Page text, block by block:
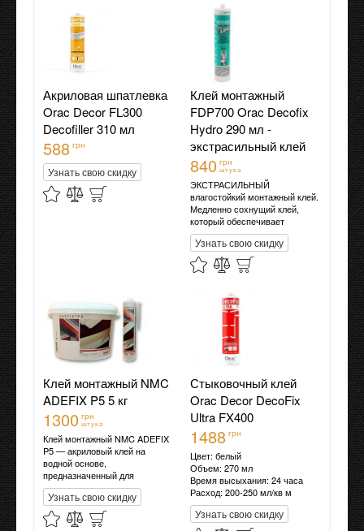
внутренних работ и
применения на пористых
поверхностях. Расход тюбика
12 метров погонных.
Акриловая шпатлевка
Orac Decor FL300
Decofiller 310 мл
588 грн
Узнать свою скидку
Клей монтажный
FDP700 Orac Decofix
Hydro 290 мл -
экстрасильный клей
840 грн
штука
ЭКСТРАСИЛЬНЫЙ
влагостойкий монтажный клей.
Медленно сохнущий клей,
который обеспечивает
долговечное крепление
декоративных профилей на
стенах и/или потолках.
Подходит для проведения
применения на пористых
поверхностях. Применяется во
влажных помещениях (ванных.
бассейнах, наружных
работах). Расход тюбика на 10-
12 метров погонных.
Узнать свою скидку
Клей монтажный NMC
ADEFIX P5 5 кг
1300 грн
штука
Клей монтажный NMC ADEFIX
P5 — акриловый клей на
водной основе,
предназначенный для
приклеивания карнизов,
молдингов, плинтусов, розеток
и других декоративных
элементов из полистирола и
Узнать свою скидку
Стыковочный клей
Orac Decor DecoFix
Ultra FX400
1488 грн
Цвет: белый
Объем: 270 мл
Время высыхания: 24 часа
Расход: 200-250 мл/кв м
Узнать свою скидку